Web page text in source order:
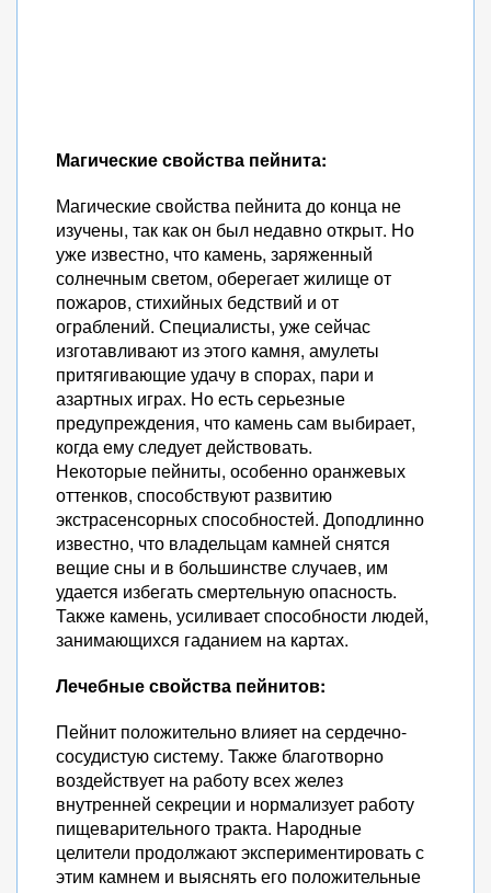
Магические свойства пейнита:
Магические свойства пейнита до конца не
изучены, так как он был недавно открыт. Но
уже известно, что камень, заряженный
солнечным светом, оберегает жилище от
пожаров, стихийных бедствий и от
ограблений. Специалисты, уже сейчас
изготавливают из этого камня, амулеты
притягивающие удачу в спорах, пари и
азартных играх. Но есть серьезные
предупреждения, что камень сам выбирает,
когда ему следует действовать.
Некоторые пейниты, особенно оранжевых
оттенков, способствуют развитию
экстрасенсорных способностей. Доподлинно
известно, что владельцам камней снятся
вещие сны и в большинстве случаев, им
удается избегать смертельную опасность.
Также камень, усиливает способности людей,
занимающихся гаданием на картах.
Лечебные свойства пейнитов:
Пейнит положительно влияет на сердечно-
сосудистую систему. Также благотворно
воздействует на работу всех желез
внутренней секреции и нормализует работу
пищеварительного тракта. Народные
целители продолжают экспериментировать с
этим камнем и выяснять его положительные